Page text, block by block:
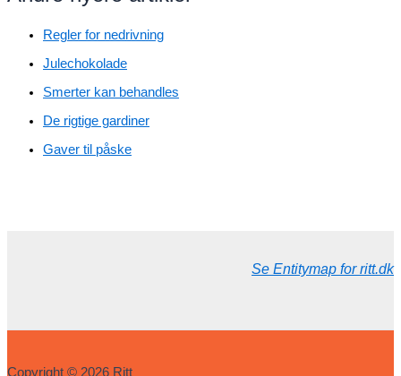
Regler for nedrivning
Julechokolade
Smerter kan behandles
De rigtige gardiner
Gaver til påske
Se Entitymap for ritt.dk
Copyright © 2026 Ritt